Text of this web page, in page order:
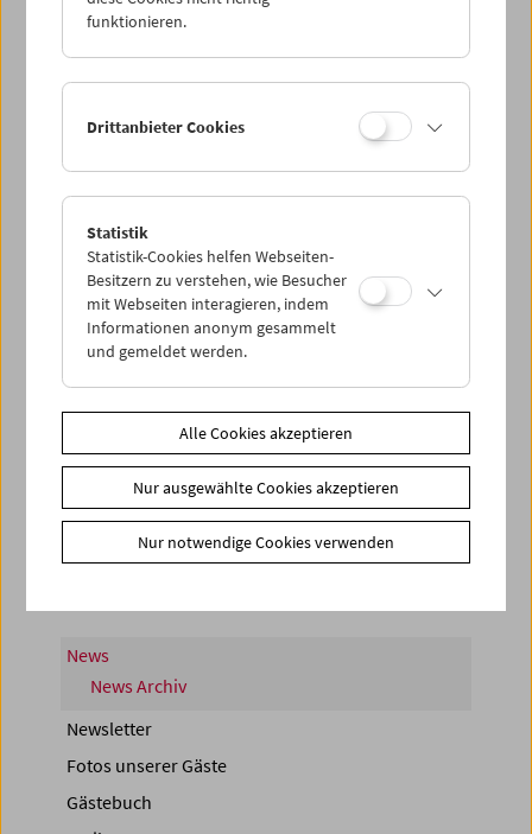
< zurück zur Übersicht
Share on
News
News Archiv
Newsletter
Fotos unserer Gäste
Gästebuch
funktionieren.
Drittanbieter Cookies
Statistik
Statistik-Cookies helfen Webseiten-
Besitzern zu verstehen, wie Besucher
mit Webseiten interagieren, indem
Informationen anonym gesammelt
und gemeldet werden.
Alle Cookies akzeptieren
Nur ausgewählte Cookies akzeptieren
Nur notwendige Cookies verwenden